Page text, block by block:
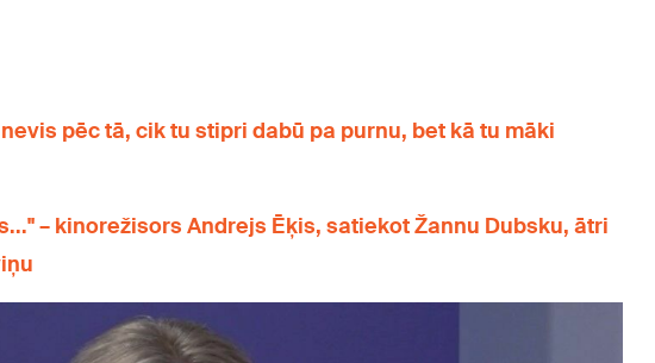
pēc tā, cik tu stipri dabū pa purnu, bet kā tu māki
– kinorežisors Andrejs Ēķis, satiekot Žannu Dubsku, ātri